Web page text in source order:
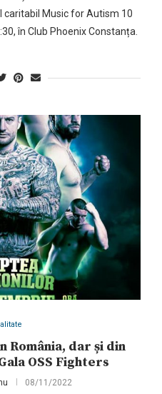
caritabil Music for Autism 10
în Club Phoenix Constanța.
dar și din
OSS Fighters
08/11/2022